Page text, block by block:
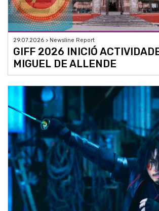
29.07.2026 > Newsline Report
GIFF 2026 INICIÓ
MIGUEL DE ALLENDE